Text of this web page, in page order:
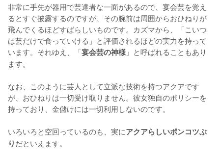
非常に手先が器用で芸達者な一面があるので、宴会芸を覚え
るとすぐ披露するのですが、その腕前は周囲からおひねりが
飛んでくるほどすばらしいものです。カズマから、「こいつ
は芸だけで食っていける」と評価されるほどの実力を持って
います。それゆえ、「宴会芸の神様 」と呼ばれることもあり
ます。
なお、このように芸人として立派な技術を持つアクアです
が、おひねりは一切受け取りません。彼女独自のポリシーを
持っており、金儲けには一切利用しないのです。
いろいろと空回っているのも、実にアクアらしいポンコツぶ
りだといえます。